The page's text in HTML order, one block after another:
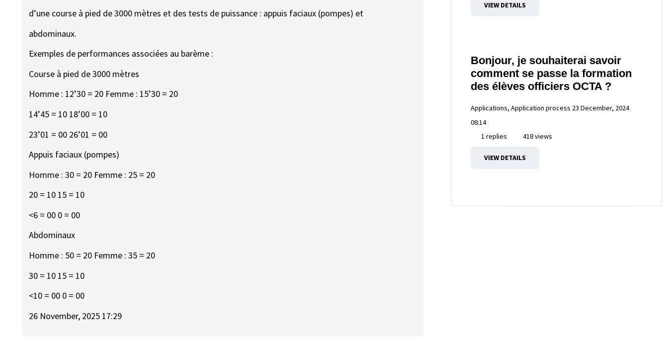
d’une course à pied de 3000 mètres et des tests de puissance : appuis faciaux (pompes) et
abdominaux.
Exemples de performances associées au barème :
Course à pied de 3000 mètres
Homme : 12’30 = 20 Femme : 15’30 = 20
14’45 = 10 18’00 = 10
23’01 = 00 26’01 = 00
Appuis faciaux (pompes)
Homme : 30 = 20 Femme : 25 = 20
20 = 10 15 = 10
<6 = 00 0 = 00
Abdominaux
Homme : 50 = 20 Femme : 35 = 20
30 = 10 15 = 10
<10 = 00 0 = 00
26 November, 2025 17:29
VIEW DETAILS
Bonjour, je souhaiterai savoir
comment se passe la formation
des élèves officiers OCTA ?
Applications, Application process 23 December, 2024
08:14
1 replies
418 views
VIEW DETAILS